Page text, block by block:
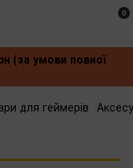
0
(за умови повної
для геймерів